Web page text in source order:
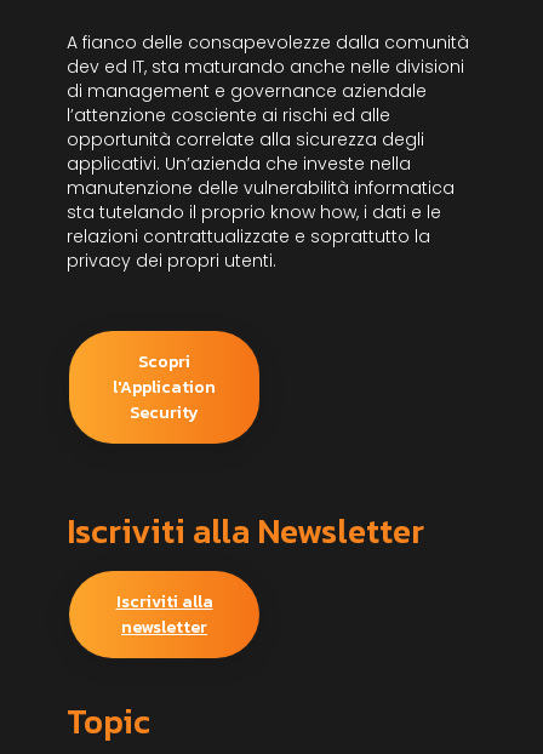
A fianco delle consapevolezze dalla comunità
dev ed IT, sta maturando anche nelle divisioni
di management e governance aziendale
l’attenzione cosciente ai rischi ed alle
opportunità correlate alla sicurezza degli
applicativi. Un’azienda che investe nella
manutenzione delle vulnerabilità informatica
sta tutelando il proprio know how, i dati e le
relazioni contrattualizzate e soprattutto la
privacy dei propri utenti.
Scopri
l'Application
Security
Iscriviti alla Newsletter
Iscriviti alla
newsletter
Topic